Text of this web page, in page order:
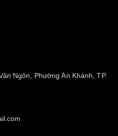
Ngôn, Phường An Khánh, TP.